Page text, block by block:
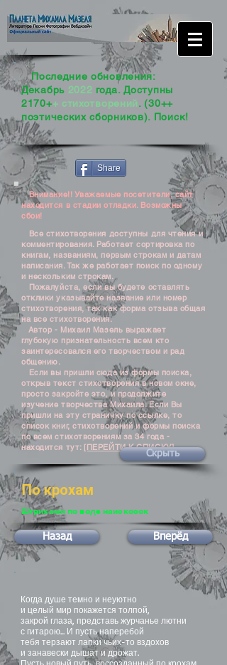
Последние обновления:
Декабрь2022 года. Доступны
2170++ стихотворений. (30++
поэтических сборников). Поиск!
Share
Внимание!! Уважаемые посетители, сайт
находится в стадии отладки. Возможны
сбои!
Все стихотворения доступны для чтения и
комментирования. Работает сортировка по
книгам, названиям, первым строкам и датам
написания. Так же работает поиск по одному
и нескольким строкам.
Пожалуйста, если вы будете оставлять
отклики указывайте название или номер
стихотворения, так как форма отзыва общая
на все стихотворения.
Автор - Михаил Мазель выражает
глубокую признательность всем кто
заинтересовался его творчеством и рад
общению.
Если вы пришли сюда из формы поиска,
открыв текст стихотворения в новом окне,
просто закройте это, и продолжите
изучение творчества Михаила. Если Вы
пришли на эту страничку по ссылке, то
список книг, стихотворений и формы поиска
по всем стихотворениям за 34 года -
находится тут: [ПЕРЕЙТИ К СПИСКУ]
Скрыть
По крохам
Штрихами по воде наискосок
Назад Вперёд
Когда душе темно и неуютно
и целый мир покажется толпой,
закрой глаза, представь журчанье лютни
с гитарою... И пусть наперебой
тебя терзают лапки чьих-то вздохов
и занавески дышат и дрожат.